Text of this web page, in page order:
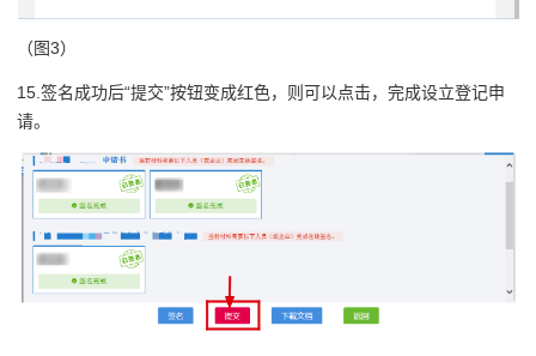
（图3）
15.签名成功后“提交”按钮变成红色，则可以点击，完成设立登记申
请。